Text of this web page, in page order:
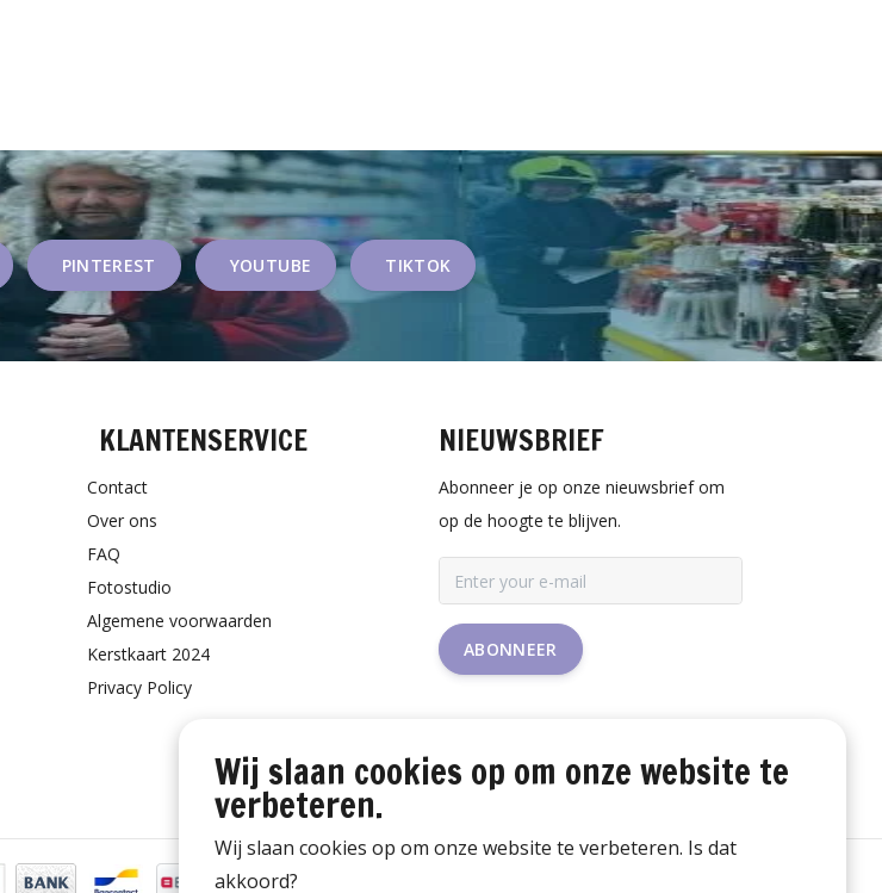
PINTEREST YOUTUBE TIKTOK
KLANTENSERVICE
Contact
Over ons
FAQ
Fotostudio
Algemene voorwaarden
Kerstkaart 2024
Privacy Policy
NIEUWSBRIEF
Abonneer je op onze nieuwsbrief om
op de hoogte te blijven.
ABONNEER
Wij slaan cookies op om onze website te
verbeteren.
Wij slaan cookies op om onze website te verbeteren. Is dat
akkoord?